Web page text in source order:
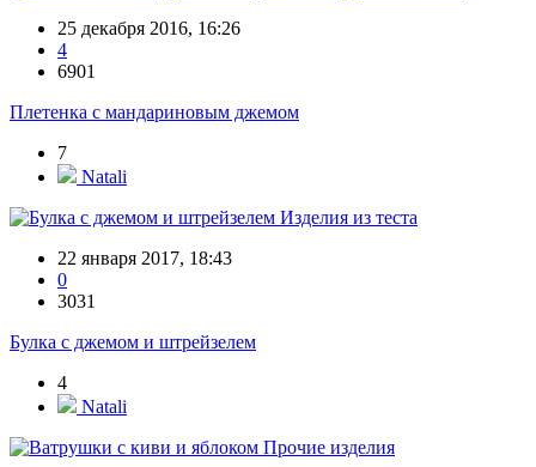
25 декабря 2016, 16:26
4
6901
Плетенка с мандариновым джемом
7
Natali
Изделия из теста
22 января 2017, 18:43
0
3031
Булка с джемом и штрейзелем
4
Natali
Прочие изделия